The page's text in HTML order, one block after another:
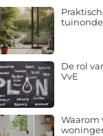
De rol
VvE
Waarom